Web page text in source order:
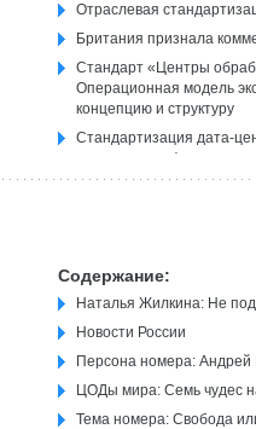
Отраслевая
Британия признала
Стандарт «Центры
Операционная модель
концепцию и структуру
Стандартизация дата-
стандартном формате
Содержание:
Наталья Жилкина: Не
Новости России
Персона номера: Андрей
ЦОДы мира: Семь чудес
Тема номера: Свобода